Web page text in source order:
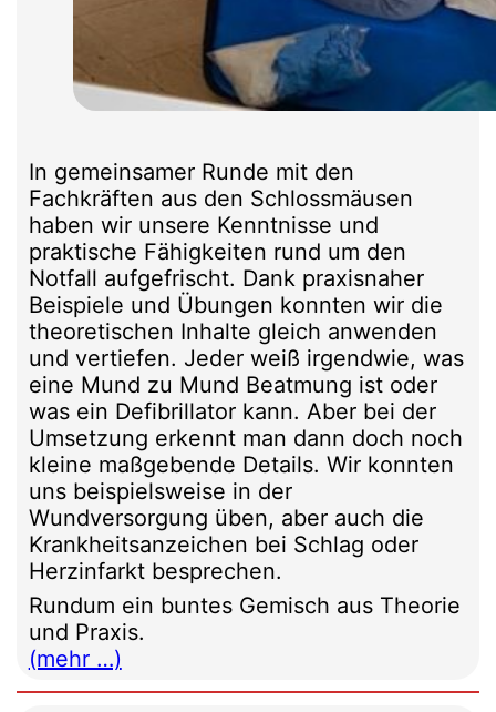
In gemeinsamer Runde mit den
Fachkräften aus den Schlossmäusen
haben wir unsere Kenntnisse und
praktische Fähigkeiten rund um den
Notfall aufgefrischt. Dank praxisnaher
Beispiele und Übungen konnten wir die
theoretischen Inhalte gleich anwenden
und vertiefen. Jeder weiß irgendwie, was
eine Mund zu Mund Beatmung ist oder
was ein Defibrillator kann. Aber bei der
Umsetzung erkennt man dann doch noch
kleine maßgebende Details. Wir konnten
uns beispielsweise in der
Wundversorgung üben, aber auch die
Krankheitsanzeichen bei Schlag oder
Herzinfarkt besprechen.
Rundum ein buntes Gemisch aus Theorie
und Praxis.
(mehr …)